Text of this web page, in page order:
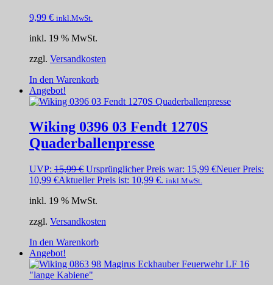
9,99 € inkl.MwSt.
inkl. 19 % MwSt.
zzgl. Versandkosten
In den Warenkorb
Angebot!
Wiking 0396 03 Fendt 1270S
Quaderballenpresse
UVP: 15,99€ Ursprünglicher Preis war: 15,99 €Neuer Preis:
10,99 €Aktueller Preis ist: 10,99 €. inkl.MwSt.
inkl. 19 % MwSt.
zzgl. Versandkosten
In den Warenkorb
Angebot!